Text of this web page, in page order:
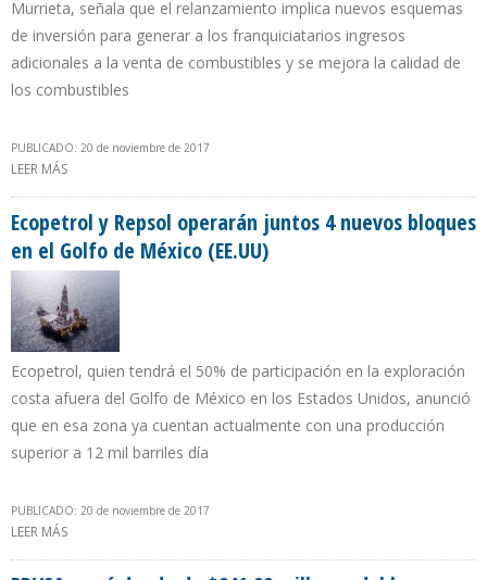
Murrieta, señala que el relanzamiento implica nuevos esquemas
de inversión para generar a los franquiciatarios ingresos
adicionales a la venta de combustibles y se mejora la calidad de
los combustibles
PUBLICADO: 20 de noviembre de 2017
LEER MÁS
Ecopetrol y Repsol operarán juntos 4 nuevos bloques
en el Golfo de México (EE.UU)
Ecopetrol, quien tendrá el 50% de participación en la exploración
costa afuera del Golfo de México en los Estados Unidos, anunció
que en esa zona ya cuentan actualmente con una producción
superior a 12 mil barriles día
PUBLICADO: 20 de noviembre de 2017
LEER MÁS